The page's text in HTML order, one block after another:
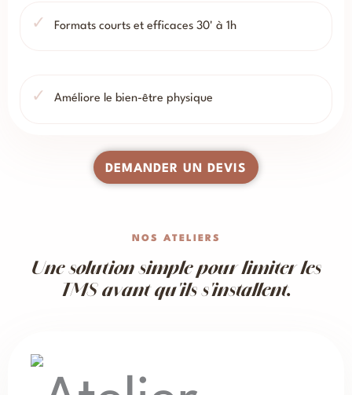
Formats courts et efficaces 30' à 1h
Améliore le bien-être physique
DEMANDER UN DEVIS
NOS ATELIERS
Une solution simple pour limiter les
TMS avant qu'ils s'installent.